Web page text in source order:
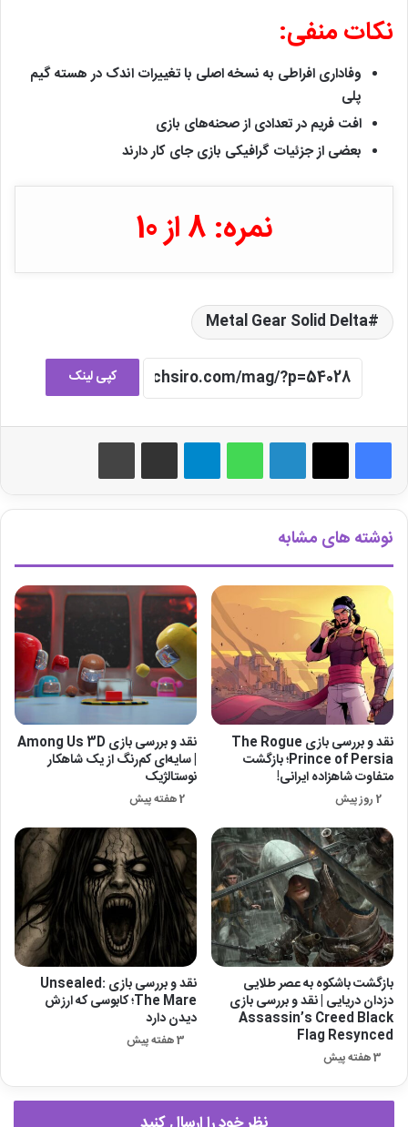
نکات منفی:
وفاداری افراطی به نسخه اصلی با تغییرات اندک در هسته گیم
پلی
افت فریم در تعدادی از صحنه‌های بازی
بعضی از جزئیات گرافیکی بازی جای کار دارند
نمره: 8 از 10
Metal Gear Solid Delta
کپی لینک
لینکدین واتس آپ تلگرام اشتراک گذاری از طریق ایمیل
نوشته های مشابه
نقد و بررسی بازی The Rogue
Prince of Persia؛ بازگشت
متفاوت شاهزاده ایرانی!
2 روز پیش
نقد و بررسی بازی Among Us 3D
| سایه‌ای کم‌رنگ از یک شاهکار
نوستالژیک
2 هفته پیش
بازگشت باشکوه به عصر طلایی
دزدان دریایی | نقد و بررسی بازی
Assassin’s Creed Black
Flag Resynced
3 هفته پیش
نقد و بررسی بازی Unsealed:
The Mare؛ کابوسی که ارزش
دیدن دارد
3 هفته پیش